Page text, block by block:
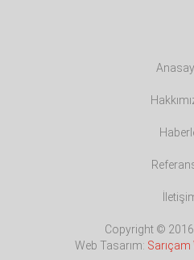
Copyright ©
Web Tasarım: Sarıçam